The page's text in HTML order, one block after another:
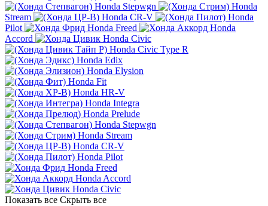
Honda Stepwgn
Honda
Stream
Honda CR-V
Honda
Pilot
Honda Freed
Honda
Accord
Honda Civic
Honda Civic Type R
Honda Edix
Honda Elysion
Honda Fit
Honda HR-V
Honda Integra
Honda Prelude
Honda Stepwgn
Honda Stream
Honda CR-V
Honda Pilot
Honda Freed
Honda Accord
Honda Civic
Показать все Скрыть все